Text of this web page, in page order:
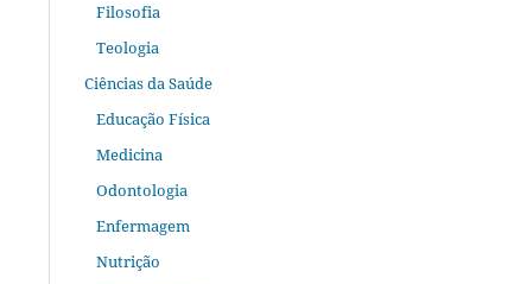
Filosofia
Teologia
Ciências da Saúde
Educação Física
Medicina
Odontologia
Enfermagem
Nutrição